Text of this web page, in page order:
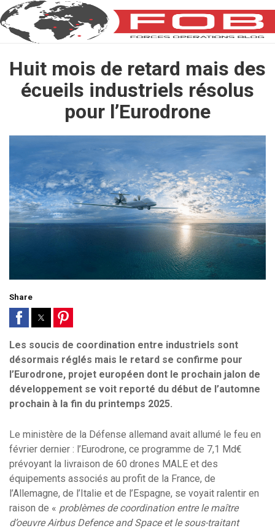
Huit mois de retard mais des
écueils industriels résolus
pour l’Eurodrone
Share
Les soucis de coordination entre industriels sont
désormais réglés mais le retard se confirme pour
l’Eurodrone, projet européen dont le prochain jalon de
développement se voit reporté du début de l’automne
prochain à la fin du printemps 2025.
Le ministère de la Défense allemand avait allumé le feu en
février dernier : l’Eurodrone, ce programme de 7,1 Md€
prévoyant la livraison de 60 drones MALE et des
équipements associés au profit de la France, de
l’Allemagne, de l’Italie et de l’Espagne, se voyait ralentir en
raison de « problèmes de coordination entre le maître
d’oeuvre Airbus Defence and Space et le sous-traitant